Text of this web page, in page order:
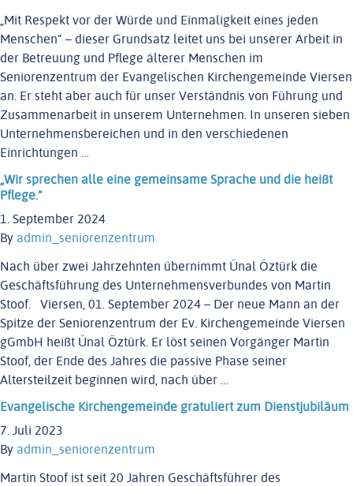
„Mit Respekt vor der Würde und Einmaligkeit eines jeden
Menschen“ – dieser Grundsatz leitet uns bei unserer Arbeit in
der Betreuung und Pflege älterer Menschen im
Seniorenzentrum der Evangelischen Kirchengemeinde Viersen
an. Er steht aber auch für unser Verständnis von Führung und
Zusammenarbeit in unserem Unternehmen. In unseren sieben
Unternehmensbereichen und in den verschiedenen
Einrichtungen …
„Wir sprechen alle eine gemeinsame Sprache und die heißt
Pflege.“
1. September 2024
By admin_seniorenzentrum
Nach über zwei Jahrzehnten übernimmt Ünal Öztürk die
Geschäftsführung des Unternehmensverbundes von Martin
Stoof. Viersen, 01. September 2024 – Der neue Mann an der
Spitze der Seniorenzentrum der Ev. Kirchengemeinde Viersen
gGmbH heißt Ünal Öztürk. Er löst seinen Vorgänger Martin
Stoof, der Ende des Jahres die passive Phase seiner
Altersteilzeit beginnen wird, nach über …
Evangelische Kirchengemeinde gratuliert zum Dienstjubiläum
7. Juli 2023
By admin_seniorenzentrum
Martin Stoof ist seit 20 Jahren Geschäftsführer des